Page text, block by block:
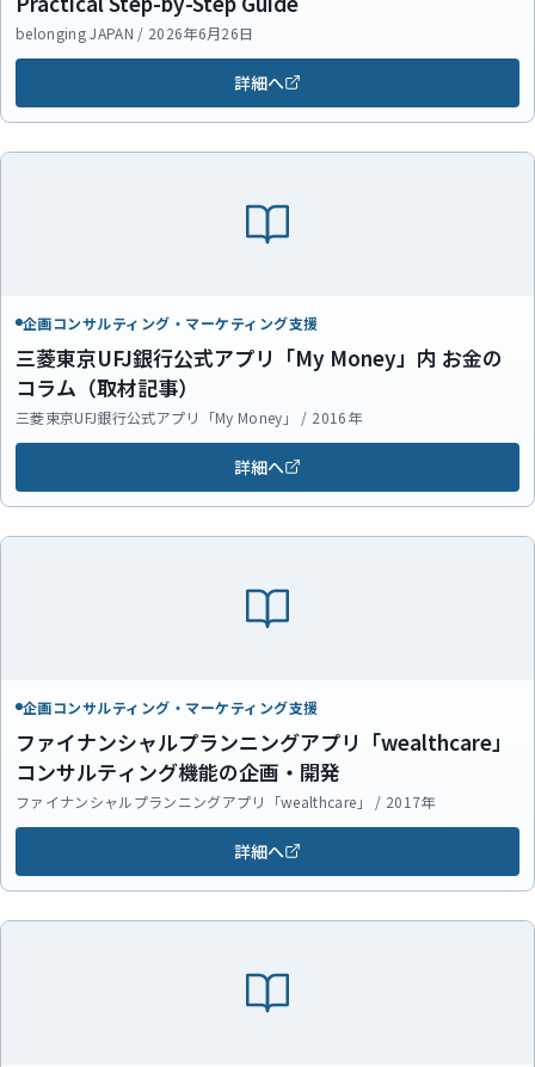
belonging JAPAN / 2026年6月26日
詳細へ
企画コンサルティング・マーケティング支援
三菱東京UFJ銀行公式アプリ「My Money」内 お金の
コラム（取材記事）
三菱東京UFJ銀行公式アプリ「My Money」 / 2016年
詳細へ
企画コンサルティング・マーケティング支援
ファイナンシャルプランニングアプリ「wealthcare」
コンサルティング機能の企画・開発
ファイナンシャルプランニングアプリ「wealthcare」 / 2017年
詳細へ